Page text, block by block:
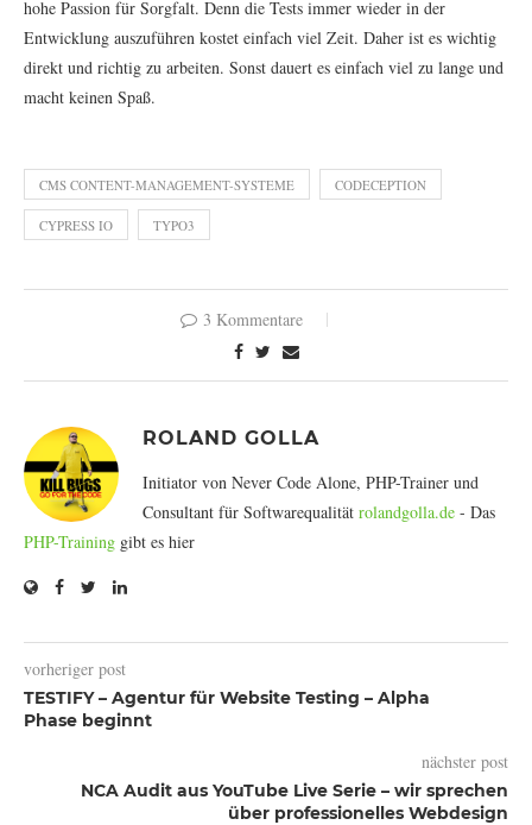
hohe Passion für Sorgfalt. Denn die Tests immer wieder in der
Entwicklung auszuführen kostet einfach viel Zeit. Daher ist es wichtig
direkt und richtig zu arbeiten. Sonst dauert es einfach viel zu lange und
macht keinen Spaß.
CMS CONTENT-MANAGEMENT-SYSTEME CODECEPTION
CYPRESS IO TYPO3
3 Kommentare
ROLAND GOLLA
Initiator von Never Code Alone, PHP-Trainer und
Consultant für Softwarequalität rolandgolla.de - Das
PHP-Training gibt es hier
vorheriger post
TESTIFY – Agentur für Website Testing – Alpha
Phase beginnt
nächster post
NCA Audit aus YouTube Live Serie – wir sprechen
über professionelles Webdesign